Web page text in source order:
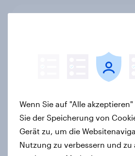
glaubt nicht an ein
des Iran-Kriegs
Frauen und Männer
dass die Geschlechter
Wenn Sie auf "Alle
Sie der Speicherung von
Gerät zu, um die
Nutzung zu verbessern und zu